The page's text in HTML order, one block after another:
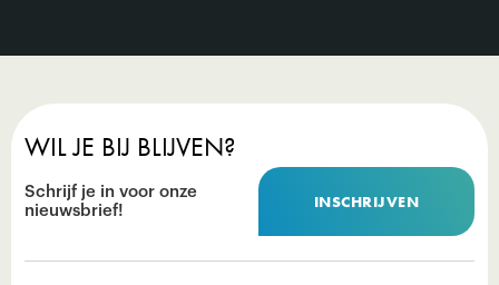
WIL JE BIJ BLIJVEN?
Schrijf je in voor onze
nieuwsbrief!
INSCHRIJVEN